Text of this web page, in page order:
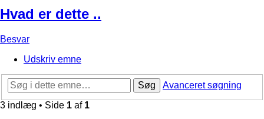
Hvad er dette ..
Besvar
Udskriv emne
Søg
Avanceret søgning
3 indlæg • Side 1 af 1